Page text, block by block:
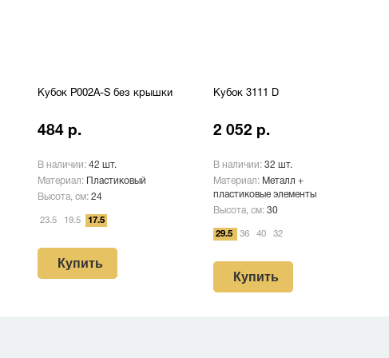
Кубок P002A-S без крышки
484 р.
В наличии: 42 шт.
Материал:
Пластиковый
Высота, см: 24
23.5 19.5 17.5
Купить
Кубок 3111 D
2 052 р.
В наличии: 32 шт.
Материал: Металл +
пластиковые элементы
Высота, см: 30
29.5 36 40 32
Купить